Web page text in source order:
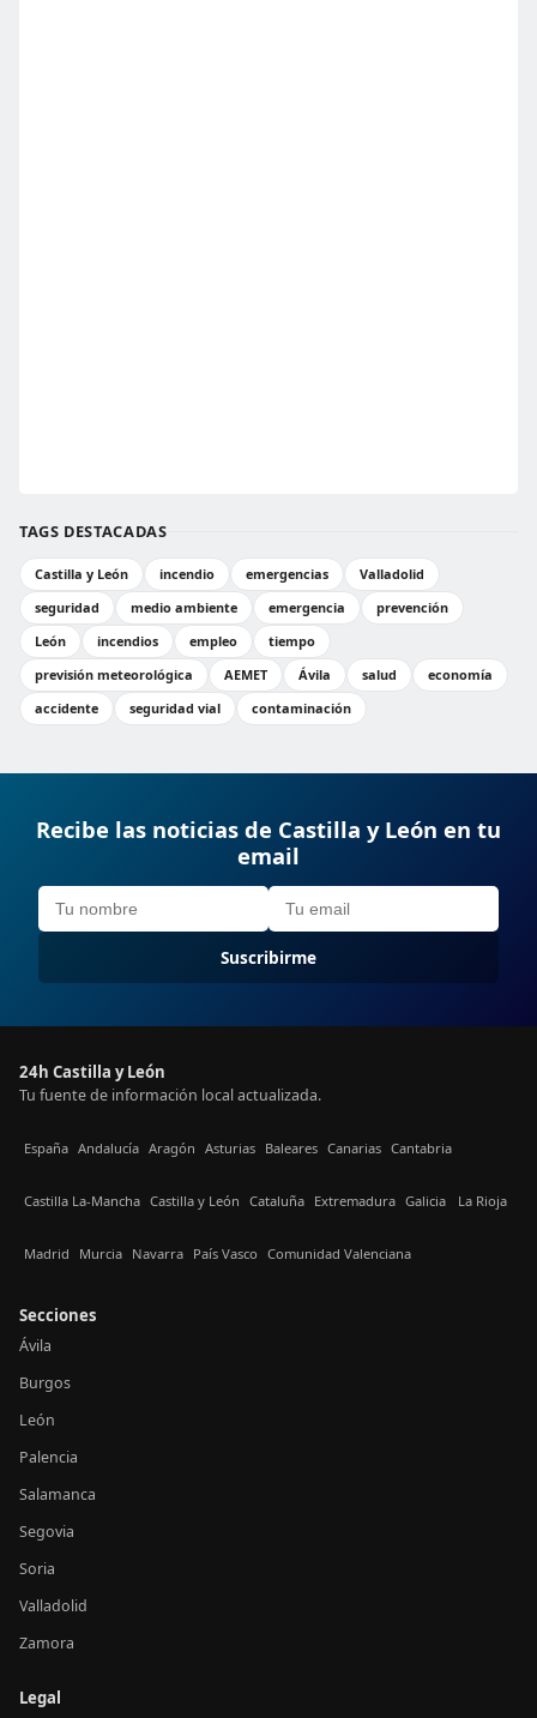
TAGS DESTACADAS
Castilla y León incendio emergencias
Valladolid
seguridad
medio ambiente emergencia
prevención
León
incendios empleo
tiempo
previsión meteorológica
AEMET Ávila salud
economía
accidente
seguridad vial contaminación
Recibe las noticias de Castilla y León en tu
email
Suscribirme
24h Castilla y León
Tu fuente de información local actualizada.
España Andalucía Aragón Asturias Baleares Canarias Cantabria
Castilla La-Mancha Castilla y León Cataluña Extremadura Galicia La Rioja
Madrid Murcia Navarra País Vasco Comunidad Valenciana
Secciones
Ávila
Burgos
León
Palencia
Salamanca
Segovia
Soria
Valladolid
Zamora
Legal